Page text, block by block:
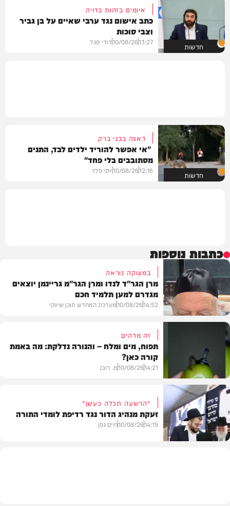
חדשות
איומים בזהות בדויה
כתב אישום נגד ערבי שאיים על בן גביר
וצבי סוכות
13:27
10/08/26דודי סגל
חדשות
דאגה בבני ברק
"אי אפשר להוריד ילדים לבד, התנים
מסתובבים בלי פחד"
12:16
10/08/26יוסי פלד
כתבות נוספות
בית המדרש
במצוקה נוראה
מרן הגר"ד לנדו ומרן הגר"מ גריינמן יוצאים
מגדרם למען תלמיד חכם
14:52
10/08/26מערכת המחדש תוכן שיווקי
וידאו
זה מדהים
תפוח, מים ומלח – והנורה נדלקת: מה באמת
קורה כאן?
14:21
10/08/26מ. רובן
"הרשעה תכלה כעשן"
זעקת מנהיג הדור נגד רדיפת לומדי התורה
14:19
10/08/26חיים גפן